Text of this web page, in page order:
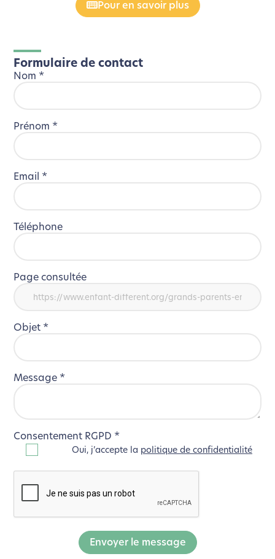
Pour en savoir plus
Formulaire de contact
Nom *
Prénom *
Email *
Téléphone
Page consultée
Objet *
Message *
Consentement RGPD *
Oui, j’accepte la politique de confidentialité
Envoyer le message